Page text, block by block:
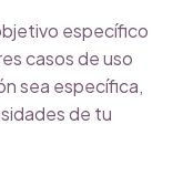
específico
casos de uso
sea específica,
de tu